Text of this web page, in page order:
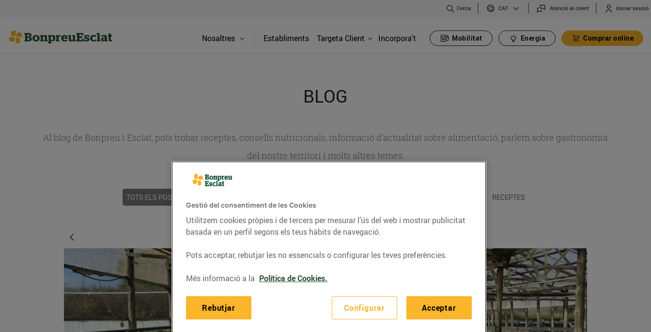
Cerca CAT Atenció al client Iniciar sessió
Nosaltres Establiments Targeta Client Incorpora't Mobilitat Energia Comprar online
BLOG
Al blog de Bonpreu i Esclat, pots trobar receptes, consells nutricionals, informació d’actualitat sobre alimentació, parlem sobre gastronomia
del nostre territori i molts altres temes.
TOTS ELS POSTS RECEPTES
Gestió del consentiment de les Cookies
Utilitzem cookies pròpies i de tercers per mesurar l’ús del web i mostrar publicitat
basada en un perfil segons els teus hàbits de navegació.
Pots acceptar, rebutjar les no essencials o configurar les teves preferències.
Més informació a la Política de Cookies.
Configurar
Rebutjar Acceptar